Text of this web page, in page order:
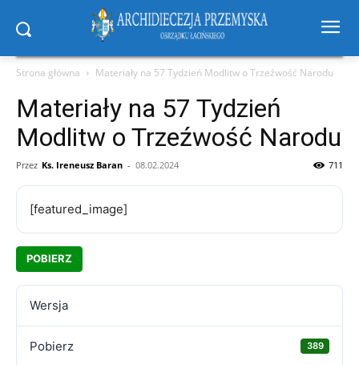
Strona główna Materiały na 57 Tydzień Modlitw o Trzeźwość Narodu
Materiały na 57 Tydzień
Modlitw o Trzeźwość Narodu
Przez Ks. Ireneusz Baran - 08.02.2024 711
[featured_image]
POBIERZ
Wersja
Pobierz 389